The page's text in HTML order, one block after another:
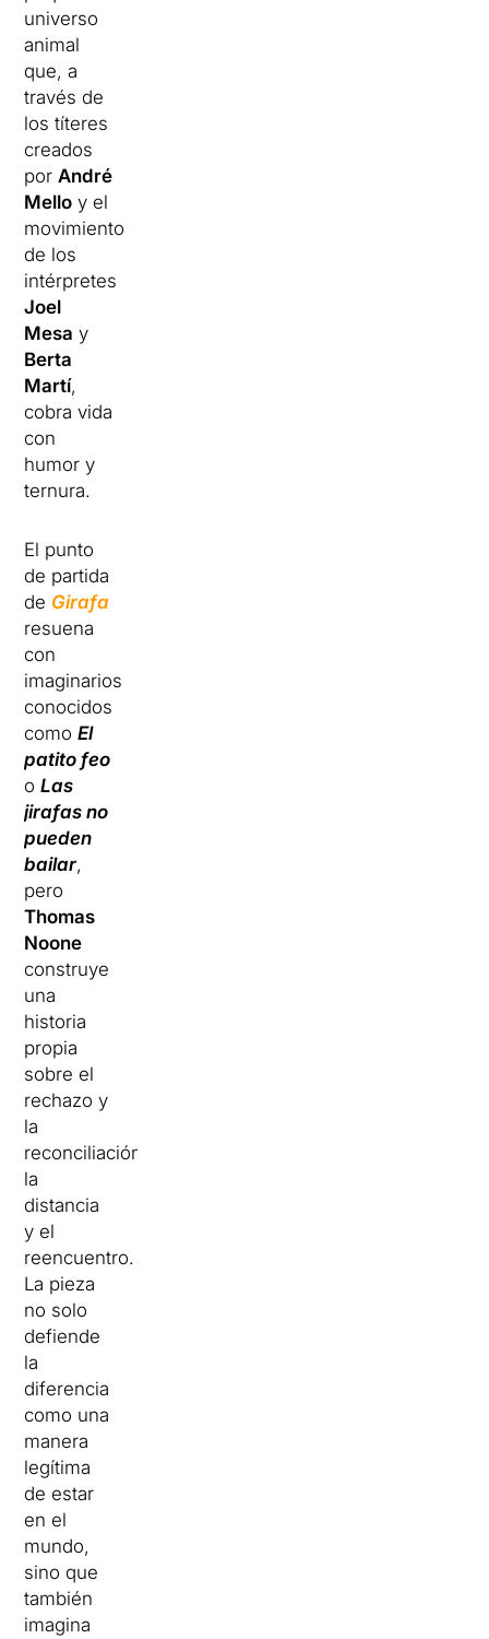
universo
animal
que, a
través de
los títeres
creados
porAndré
Mello y el
movimiento
de los
intérpretes
Joel
Mesa y
Berta
Martí,
cobra vida
con
humor y
ternura.
El punto
de partida
de Girafa
resuena
con
imaginarios
conocidos
comoEl
patito feo
oLas
jirafas no
pueden
bailar,
pero
Thomas
Noone
construye
una
historia
propia
sobre el
rechazo y
la
reconciliación,
la
distancia
y el
reencuentro.
La pieza
no solo
defiende
la
diferencia
como una
manera
legítima
de estar
en el
mundo,
sino que
también
imagina